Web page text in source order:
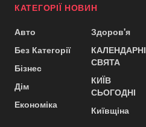
КАТЕГОРІЇ НОВИН
Авто
Без Категорії
Бізнес
Дім
Економіка
Здоров'я
КАЛЕНДАРНІ
СВЯТА
КИЇВ
СЬОГОДНІ
Київщіна